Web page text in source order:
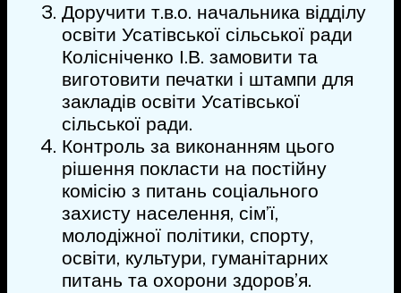
Доручити т.в.о. начальника відділу
освіти Усатівської сільської ради
Колісніченко І.В. замовити та
виготовити печатки і штампи для
закладів освіти Усатівської
сільської ради.
Контроль за виконанням цього
рішення покласти на постійну
комісію з питань соціального
захисту населення, сім’ї,
молодіжної політики, спорту,
освіти, культури, гуманітарних
питань та охорони здоров’я.